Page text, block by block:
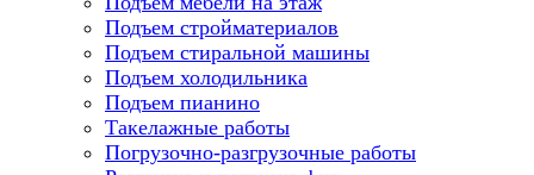
Подъем стройматериалов
Подъем стиральной машины
Подъем холодильника
Подъем пианино
Такелажные работы
Погрузочно-разгрузочные работы